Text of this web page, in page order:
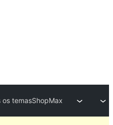
os temasShopMax